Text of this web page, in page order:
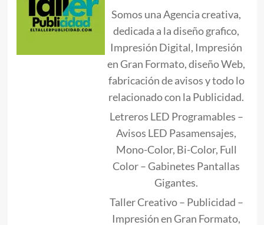
Somos una Agencia creativa,
dedicada a la diseño grafico,
Impresión Digital, Impresión
en Gran Formato, diseño Web,
fabricación de avisos y todo lo
relacionado con la Publicidad.
Letreros LED Programables –
Avisos LED Pasamensajes,
Mono-Color, Bi-Color, Full
Color – Gabinetes Pantallas
Gigantes.
Taller Creativo – Publicidad –
Impresión en Gran Formato,